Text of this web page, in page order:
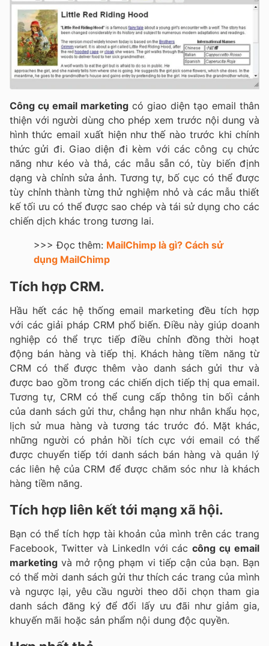
Công cụ email marketing có giao diện tạo email thân
thiện với người dùng cho phép xem trước nội dung và
hình thức email xuất hiện như thế nào trước khi chính
thức gửi đi. Giao diện đi kèm với các công cụ chức
năng như kéo và thả, các mẫu sẵn có, tùy biến định
dạng và chỉnh sửa ảnh. Tương tự, bố cục có thể được
tùy chỉnh thành từng thử nghiệm nhỏ và các mẫu thiết
kế tối ưu có thể được sao chép và tái sử dụng cho các
chiến dịch khác trong tương lai.
>>> Đọc thêm: MailChimp là gì? Cách sử
dụng MailChimp
Tích hợp CRM.
Hầu hết các hệ thống email marketing đều tích hợp
với các giải pháp CRM phổ biến. Điều này giúp doanh
nghiệp có thể trực tiếp điều chỉnh đồng thời hoạt
động bán hàng và tiếp thị. Khách hàng tiềm năng từ
CRM có thể được thêm vào danh sách gửi thư và
được bao gồm trong các chiến dịch tiếp thị qua email.
Tương tự, CRM có thể cung cấp thông tin bối cảnh
của danh sách gửi thư, chẳng hạn như nhân khẩu học,
lịch sử mua hàng và tương tác trước đó. Mặt khác,
những người có phản hồi tích cực với email có thể
được chuyển tiếp tới danh sách bán hàng và quản lý
các liên hệ của CRM để được chăm sóc như là khách
hàng tiềm năng.
Tích hợp liên kết tới mạng xã hội.
Bạn có thể tích hợp tài khoản của mình trên các trang
Facebook, Twitter và LinkedIn với cáccông cụ email
marketing và mở rộng phạm vi tiếp cận của bạn. Bạn
có thể mời danh sách gửi thư thích các trang của mình
và ngược lại, yêu cầu người theo dõi chọn tham gia
danh sách đăng ký để đổi lấy ưu đãi như giảm gia,
khuyến mãi hoặc sản phẩm nội dung độc quyền.